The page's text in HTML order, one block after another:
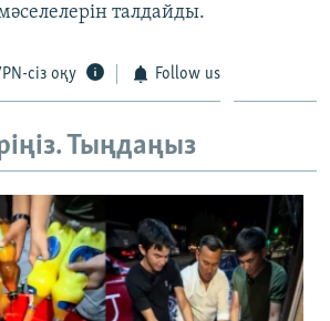
талдайды.
сіз оқу Follow us
Тыңдаңыз